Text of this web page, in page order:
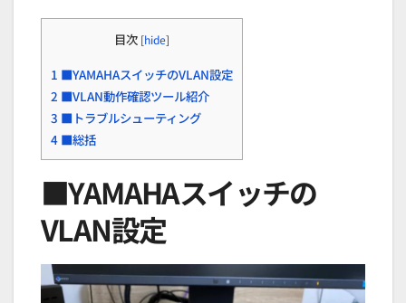
目次 [hide]
1 ■YAMAHAスイッチのVLAN設定
2 ■VLAN動作確認ツール紹介
3 ■トラブルシューティング
4 ■総括
■YAMAHAスイッチの
VLAN設定